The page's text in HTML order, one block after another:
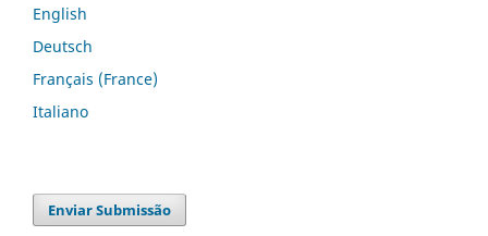
English
Deutsch
Français (France)
Italiano
Enviar Submissão